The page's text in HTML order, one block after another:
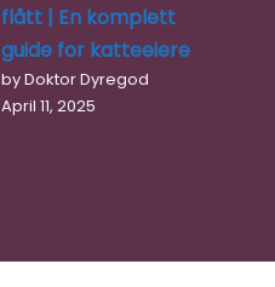
flått | En komplett
guide for katteeiere
by Doktor Dyregod
April 11, 2025